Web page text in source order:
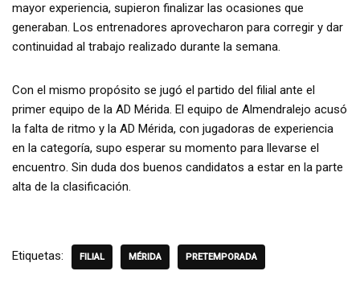
mayor experiencia, supieron finalizar las ocasiones que
generaban. Los entrenadores aprovecharon para corregir y dar
continuidad al trabajo realizado durante la semana.
Con el mismo propósito se jugó el partido del filial ante el
primer equipo de la AD Mérida. El equipo de Almendralejo acusó
la falta de ritmo y la AD Mérida, con jugadoras de experiencia
en la categoría, supo esperar su momento para llevarse el
encuentro. Sin duda dos buenos candidatos a estar en la parte
alta de la clasificación.
Etiquetas: FILIAL MÉRIDA PRETEMPORADA